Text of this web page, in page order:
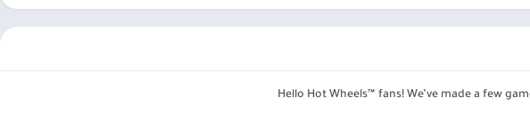
أو بالغًا. وفي هذه اللعبة، لا يوجد خصوم على الإطلاق، وسيتغلب اللاعبون على تحديات
Hello Hot Wheels™ fans! We’ve made a few